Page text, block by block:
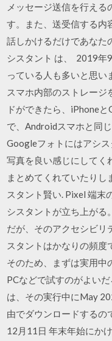
メッセージ送信を行え
す。また、送受信する内
話しかけるだけであなた
シスタント は、 2019年
っている人も多いと思い
スマホ内部のストレージ
ドができたら、iPhone
で、Androidスマホと同
Googleフォトにはアシ
写真を良い感じにしてく
まとめてくれていたり
スタント賢い. Pixel 端末
シスタントが立ち上がる
だが、そのアクセシビリ
スタントはかなりの頻
そのため、まずは実用中
PCなどで試すのがよい
は、その実行中にMay
由でダウンロードする
12月11日 年末年始にか